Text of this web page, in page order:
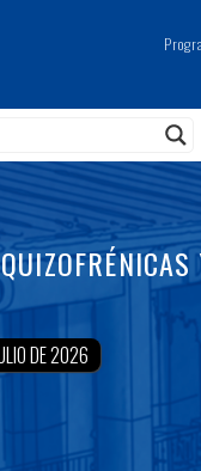
DE 2026